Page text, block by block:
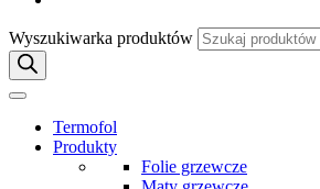
Wyszukiwarka produktów
Termofol
Produkty
Folie grzewcze